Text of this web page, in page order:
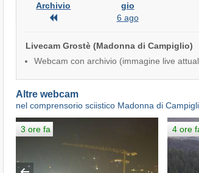
Archivio
Archivio
gio
6 ago
Livecam Grostè (Madonna di Campiglio)
Webcam con archivio (immagine live
Altre webcam
nel comprensorio sciistico Madonna di
3 ore fa 4 ore